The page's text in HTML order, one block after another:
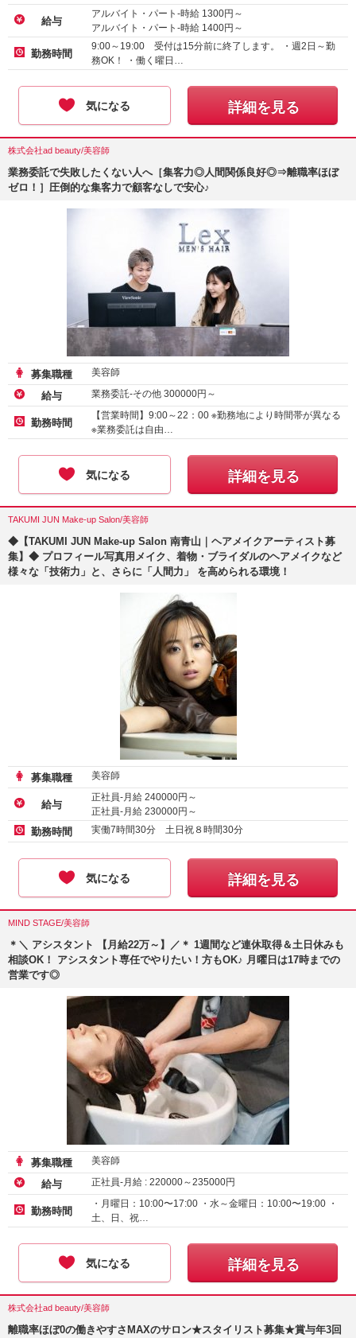
給与
アルバイト・パート-時給 1300円～
アルバイト・パート-時給 1400円～
勤務時間
9:00～19:00 受付は15分前に終了します。 ・週2日～勤
務OK！ ・働く曜日…
気になる 詳細を見る
株式会社ad beauty/美容師
業務委託で失敗したくない人へ［集客力◎人間関係良好◎⇒離職率ほぼ
ゼロ！］圧倒的な集客力で顧客なしで安心♪
募集職種 美容師
給与 業務委託-その他 300000円～
勤務時間
【営業時間】9:00～22：00 ※勤務地により時間帯が異なる
※業務委託は自由…
気になる 詳細を見る
TAKUMI JUN Make-up Salon/美容師
◆【TAKUMI JUN Make-up Salon 南青山｜ヘアメイクアーティスト募
集】◆ プロフィール写真用メイク、着物・ブライダルのヘアメイクなど
様々な「技術力」と、さらに「人間力」 を高められる環境！
募集職種 美容師
給与
正社員-月給 240000円～
正社員-月給 230000円～
勤務時間 実働7時間30分 土日祝８時間30分
気になる 詳細を見る
MIND STAGE/美容師
＊＼ アシスタント 【月給22万～】／＊ 1週間など連休取得＆土日休みも
相談OK！ アシスタント専任でやりたい！方もOK♪ 月曜日は17時までの
営業です◎
募集職種 美容師
給与 正社員-月給 : 220000～235000円
勤務時間
・月曜日：10:00〜17:00 ・水～金曜日：10:00〜19:00 ・
土、日、祝…
気になる 詳細を見る
株式会社ad beauty/美容師
離職率ほぼ0の働きやすさMAXのサロン★スタイリスト募集★賞与年3回